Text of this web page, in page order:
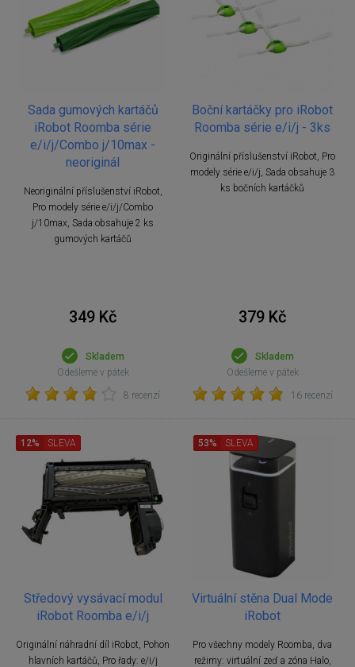
Sada gumových kartáčů
iRobot Roomba série
e/i/j/Combo j/10max -
neoriginál
Neoriginální příslušenství iRobot,
Pro modely série e/i/j/Combo
j/10max, Sada obsahuje 2 ks
gumových kartáčů
349 Kč
Skladem
Odešleme v pátek
8 recenzí
Boční kartáčky pro iRobot
Roomba série e/i/j - 3ks
Originální příslušenství iRobot, Pro
modely série e/i/j, Sada obsahuje 3
ks bočních kartáčků
379 Kč
Skladem
Odešleme v pátek
16 recenzí
Středový vysávací modul
iRobot Roomba e/i/j
Originální náhradní díl iRobot, Pohon
hlavních kartáčů, Pro řady: e/i/j
12% SLEVA
Virtuální stěna Dual Mode
iRobot
Pro všechny modely Roomba, dva
režimy: virtuální zeď a zóna Halo,
53% SLEVA